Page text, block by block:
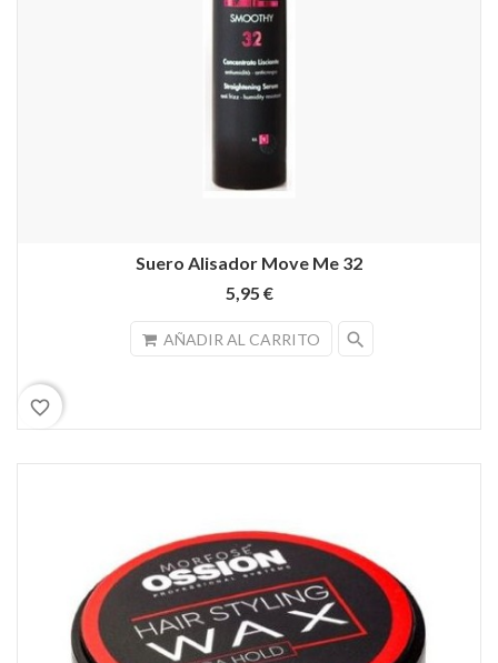
Suero Alisador Move Me 32
5,95 €
AÑADIR AL CARRITO search
favorite_border